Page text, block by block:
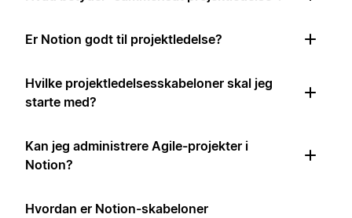
Er Notion godt til projektledelse?
Hvilke projektledelsesskabeloner skal jeg
starte med?
Kan jeg administrere Agile-projekter i
Notion?
Hvordan er Notion-skabeloner